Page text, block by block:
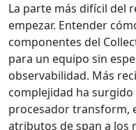
La parte más difícil del
empezar. Entender
componentes del
para un equipo sin
observabilidad. Más
complejidad ha
procesador transform,
atributos de span a los